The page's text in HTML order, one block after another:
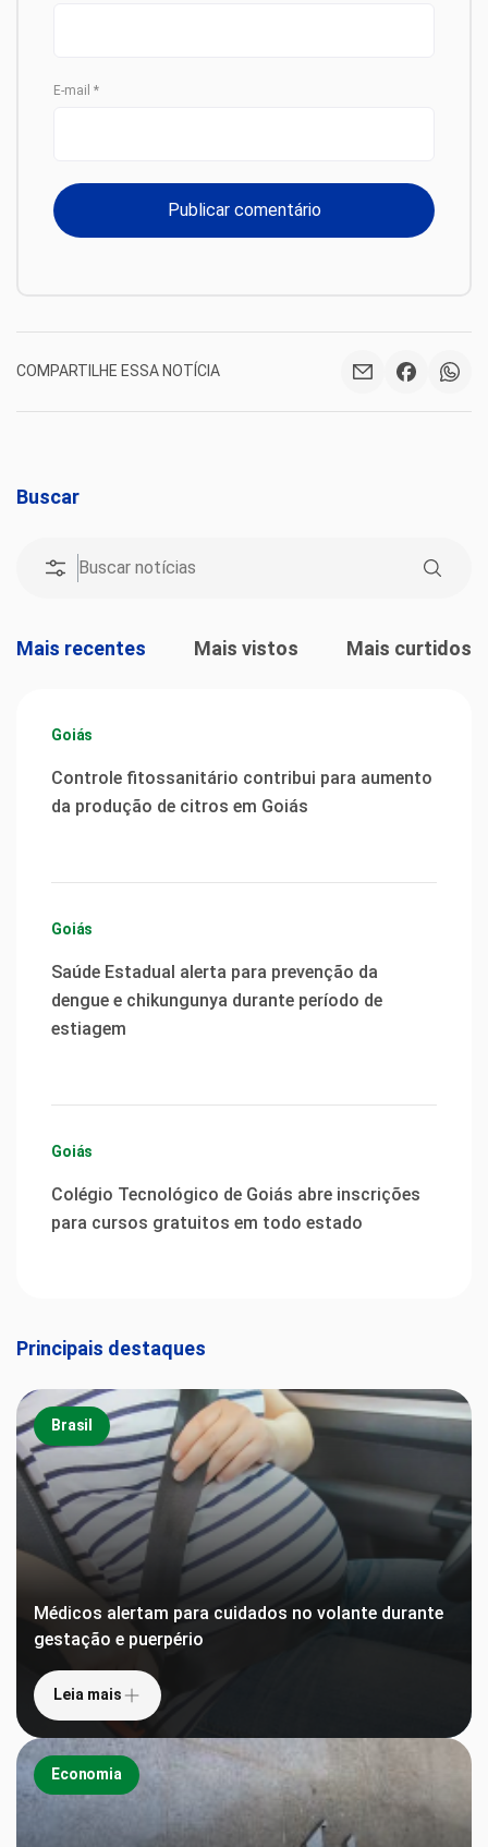
E-mail *
COMPARTILHE ESSA NOTÍCIA
Buscar
Mais recentes Mais vistos Mais curtidos
Goiás
Controle fitossanitário contribui para aumento
da produção de citros em Goiás
Goiás
Saúde Estadual alerta para prevenção da
dengue e chikungunya durante período de
estiagem
Goiás
Colégio Tecnológico de Goiás abre inscrições
para cursos gratuitos em todo estado
Principais destaques
Brasil
Médicos alertam para cuidados no volante durante
gestação e puerpério
Leia mais
Economia